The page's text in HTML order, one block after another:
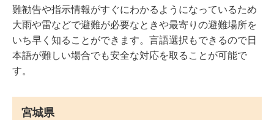
難勧告や指示情報がすぐにわかるようになっているため
大雨や雷などで避難が必要なときや最寄りの避難場所を
いち早く知ることができます。言語選択もできるので日
本語が難しい場合でも安全な対応を取ることが可能で
す。
宮城県